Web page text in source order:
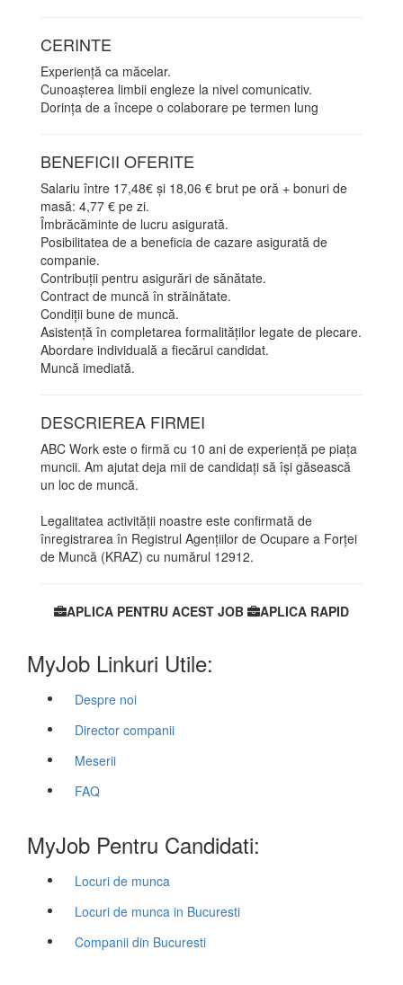
CERINTE
Experiență ca măcelar.
Cunoașterea limbii engleze la nivel comunicativ.
Dorința de a începe o colaborare pe termen lung
BENEFICII OFERITE
Salariu între 17,48€ și 18,06 € brut pe oră + bonuri de
masă: 4,77 € pe zi.
Îmbrăcăminte de lucru asigurată.
Posibilitatea de a beneficia de cazare asigurată de
companie.
Contribuții pentru asigurări de sănătate.
Contract de muncă în străinătate.
Condiții bune de muncă.
Asistență în completarea formalităților legate de plecare.
Abordare individuală a fiecărui candidat.
Muncă imediată.
DESCRIEREA FIRMEI
ABC Work este o firmă cu 10 ani de experiență pe piața
muncii. Am ajutat deja mii de candidați să își găsească
un loc de muncă.
Legalitatea activității noastre este confirmată de
înregistrarea în Registrul Agențiilor de Ocupare a Forței
de Muncă (KRAZ) cu numărul 12912.
APLICA PENTRU ACEST JOB APLICA RAPID
MyJob Linkuri Utile:
Despre noi
Director companii
Meserii
FAQ
MyJob Pentru Candidati:
Locuri de munca
Locuri de munca in Bucuresti
Companii din Bucuresti